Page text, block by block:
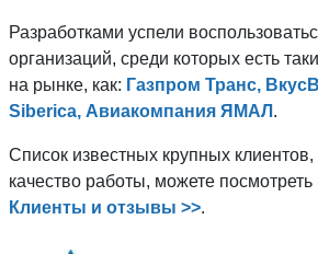
Разработками успели
организаций, среди которых есть
на рынке, как: Газпром Транс,
Siberica, Авиакомпания ЯМАЛ .
Список известных крупных
качество работы, можете посмотреть
Клиенты и отзывы >>.